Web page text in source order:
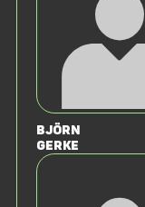
Björn
Gerke